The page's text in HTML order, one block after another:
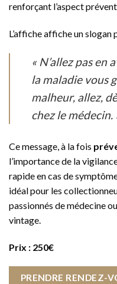
renforçant l’aspect
L’affiche affiche un slogan
« N’allez pas en
la maladie vous
malheur, allez,
chez le médecin.
Ce message, à la fois
l’importance de la
rapide en cas de
idéal pour les
passionnés de médecine
vintage.
Prix : 250€
PRENDRE RENDEZ-